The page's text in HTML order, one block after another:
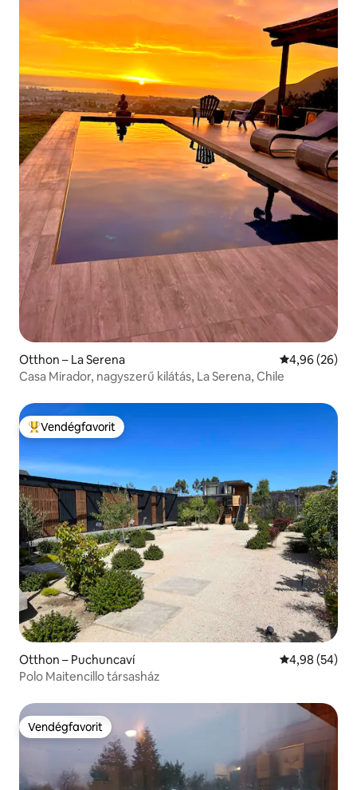
Otthon – La Serena Átlagos
4,96 (26)
Casa Mirador, nagyszerű kilátás, La Serena, Chile
Kiemelt vendégfavorit
Vendégfavorit
Otthon – Puchuncaví Átlagos
4,98 (54)
Polo Maitencillo társasház
Vendégfavorit
Vendégfavorit